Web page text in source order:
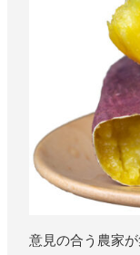
意見の合う農家が